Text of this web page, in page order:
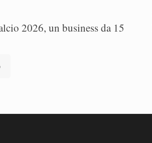
2026, un business da 15